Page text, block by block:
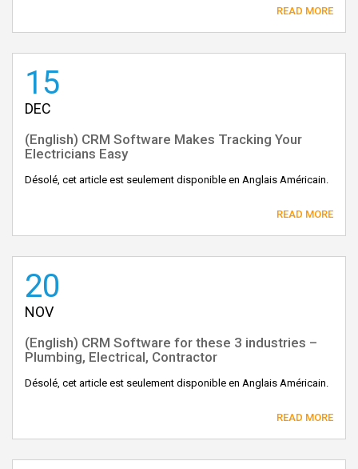
READ MORE
15
DEC
(English) CRM Software Makes Tracking Your
Electricians Easy
Désolé, cet article est seulement disponible en Anglais Américain.
READ MORE
20
NOV
(English) CRM Software for these 3 industries –
Plumbing, Electrical, Contractor
Désolé, cet article est seulement disponible en Anglais Américain.
READ MORE